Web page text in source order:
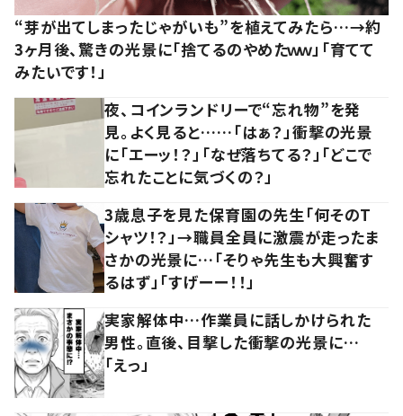
“芽が出てしまったじゃがいも”を植えてみたら…→約
3ヶ月後、驚きの光景に「捨てるのやめたｗｗ」「育てて
みたいです！」
夜、コインランドリーで“忘れ物”を発
見。よく見ると……「はぁ？」衝撃の光景
に「エーッ！？」「なぜ落ちてる？」「どこで
忘れたことに気づくの？」
3歳息子を見た保育園の先生「何そのT
シャツ！？」→職員全員に激震が走ったま
さかの光景に…「そりゃ先生も大興奮す
るはず」「すげーー！！」
実家解体中…作業員に話しかけられた
男性。直後、目撃した衝撃の光景に…
「えっ」